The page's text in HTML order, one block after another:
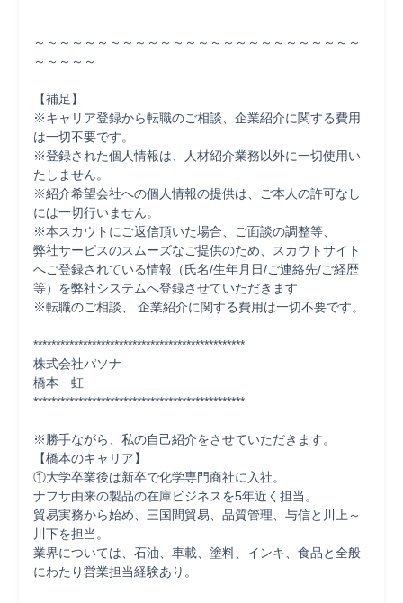
～～～～～～～～～～～～～～～～～～～～～～～～～～
～～～～～
【補足】
※キャリア登録から転職のご相談、企業紹介に関する費用
は一切不要です。
※登録された個人情報は、人材紹介業務以外に一切使用い
たしません。
※紹介希望会社への個人情報の提供は、ご本人の許可なし
には一切行いません。
※本スカウトにご返信頂いた場合、ご面談の調整等、
弊社サービスのスムーズなご提供のため、スカウトサイト
へご登録されている情報（氏名/生年月日/ご連絡先/ご経歴
等）を弊社システムへ登録させていただきます
※転職のご相談、 企業紹介に関する費用は一切不要です。
***********************************************
株式会社パソナ
橋本　虹
***********************************************
※勝手ながら、私の自己紹介をさせていただきます。
【橋本のキャリア】
①大学卒業後は新卒で化学専門商社に入社。
ナフサ由来の製品の在庫ビジネスを5年近く担当。
貿易実務から始め、三国間貿易、品質管理、与信と川上～
川下を担当。
業界については、石油、車載、塗料、インキ、食品と全般
にわたり営業担当経験あり。